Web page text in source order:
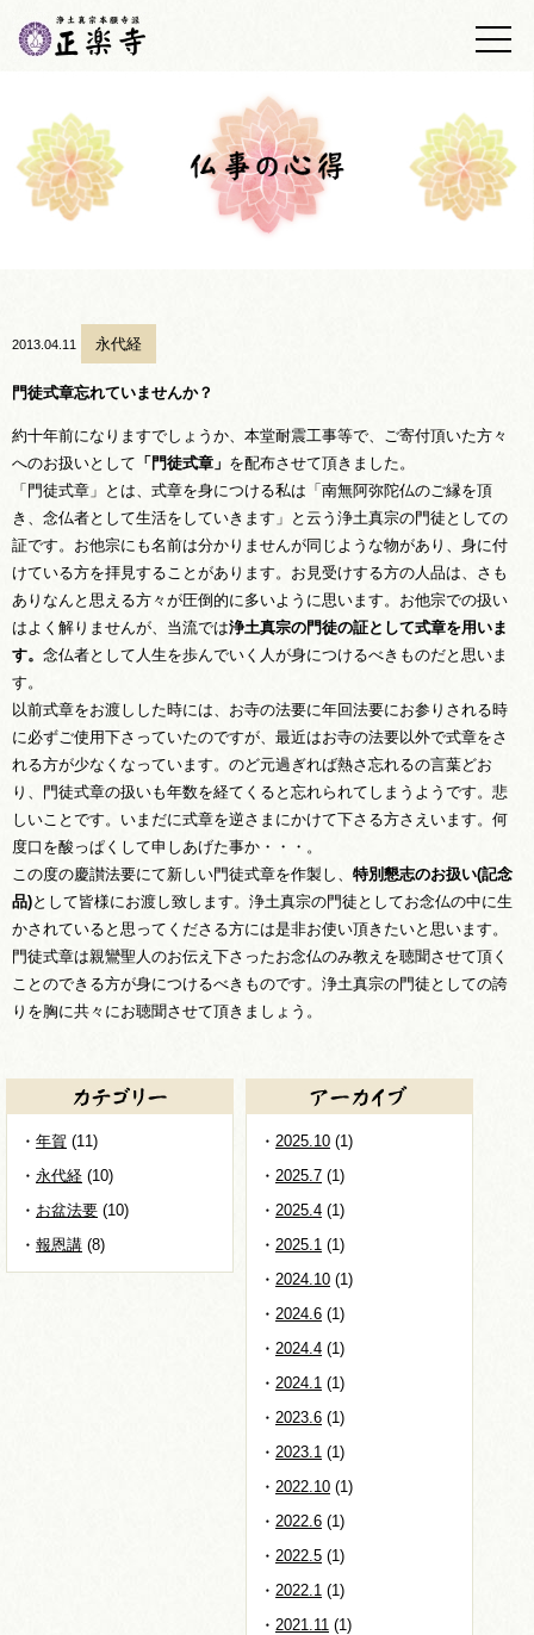
トップ
浄土真宗について
墓地・墓苑
仏事の心得
あしあと帳
アクセス
お問い合わせ
2013.04.11 永代経
門徒式章忘れていませんか？
約十年前になりますでしょうか、本堂耐震工事等で、ご寄付頂いた方々
へのお扱いとして 「門徒式章」 を配布させて頂きました。
「門徒式章」とは、式章を身につける私は「南無阿弥陀仏のご縁を頂
き、念仏者として生活をしていきます」と云う浄土真宗の門徒としての
証です。お他宗にも名前は分かりませんが同じような物があり、身に付
けている方を拝見することがあります。お見受けする方の人品は、さも
ありなんと思える方々が圧倒的に多いように思います。お他宗での扱い
はよく解りませんが、当流では浄土真宗の門徒の証として式章を用いま
す。 念仏者として人生を歩んでいく人が身につけるべきものだと思いま
す。
以前式章をお渡しした時には、お寺の法要に年回法要にお参りされる時
に必ずご使用下さっていたのですが、最近はお寺の法要以外で式章をさ
れる方が少なくなっています。のど元過ぎれば熱さ忘れるの言葉どお
り、門徒式章の扱いも年数を経てくると忘れられてしまうようです。悲
しいことです。いまだに式章を逆さまにかけて下さる方さえいます。何
度口を酸っぱくして申しあげた事か・・・。
この度の慶讃法要にて新しい門徒式章を作製し、 特別懇志のお扱い(記念
品)として皆様にお渡し致します。浄土真宗の門徒としてお念仏の中に生
かされていると思ってくださる方には是非お使い頂きたいと思います。
門徒式章は親鸞聖人のお伝え下さったお念仏のみ教えを聴聞させて頂く
ことのできる方が身につけるべきものです。浄土真宗の門徒としての誇
りを胸に共々にお聴聞させて頂きましょう。
年賀 (11)
永代経 (10)
お盆法要 (10)
報恩講 (8)
2025.10 (1)
2025.7 (1)
2025.4 (1)
2025.1 (1)
2024.10 (1)
2024.6 (1)
2024.4 (1)
2024.1 (1)
2023.6 (1)
2023.1 (1)
2022.10 (1)
2022.6 (1)
2022.5 (1)
2022.1 (1)
2021.11 (1)